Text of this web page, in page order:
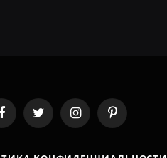
FacebookTwitter InstagramPinterest